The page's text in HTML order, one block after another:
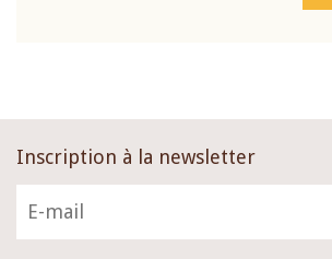
Inscription à la newsletter